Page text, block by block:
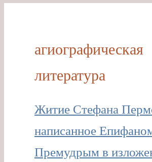
агиографическая
литература
Житие Стефана
написанное
Премудрым в